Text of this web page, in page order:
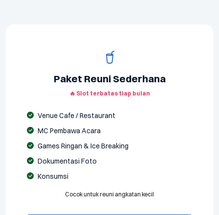
Paket Reuni Sederhana
🔥 Slot terbatas tiap bulan
Venue Cafe / Restaurant
MC Pembawa Acara
Games Ringan & Ice Breaking
Dokumentasi Foto
Konsumsi
Cocok untuk reuni angkatan kecil